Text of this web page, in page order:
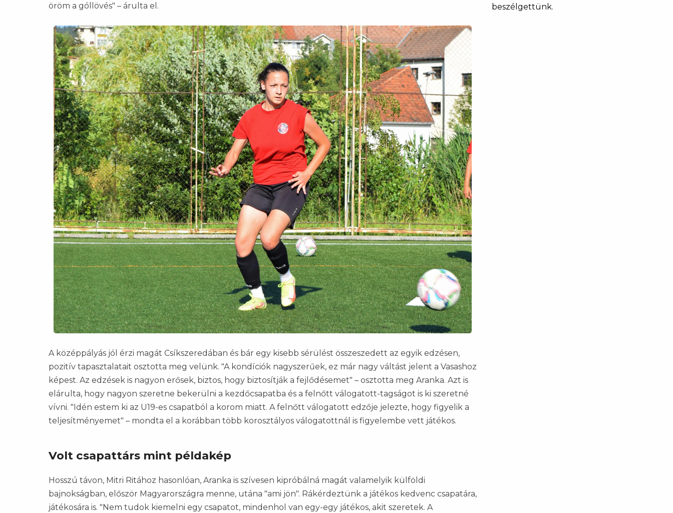
öröm a góllövés" – árulta el.
A középpályás jól érzi magát Csíkszeredában és bár egy kisebb sérülést összeszedett az egyik edzésen,
pozitív tapasztalatait osztotta meg velünk. "A kondíciók nagyszerűek, ez már nagy váltást jelent a Vasashoz
képest. Az edzések is nagyon erősek, biztos, hogy biztosítják a fejlődésemet" – osztotta meg Aranka. Azt is
elárulta, hogy nagyon szeretne bekerülni a kezdőcsapatba és a felnőtt válogatott-tagságot is ki szeretné
vívni. "Idén estem ki az U19-es csapatból a korom miatt. A felnőtt válogatott edzője jelezte, hogy figyelik a
teljesítményemet" – mondta el a korábban több korosztályos válogatottnál is figyelembe vett játékos.
Volt csapattárs mint példakép
Hosszú távon, Mitri Ritához hasonlóan, Aranka is szívesen kipróbálná magát valamelyik külföldi
bajnokságban, először Magyarországra menne, utána "ami jön". Rákérdeztünk a játékos kedvenc csapatára,
játékosára is. "Nem tudok kiemelni egy csapatot, mindenhol van egy-egy játékos, akit szeretek. A
beszélgettünk.